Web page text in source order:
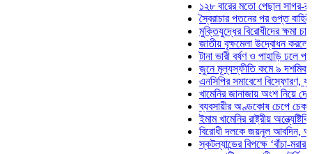
১২৮ বারের মতো পেছাল সাগর-রুনি
স্বৈরাচার পতনের পর গুপ্ত বাহিনীর
মুক্তিযুদ্ধের বিরোধীদের ক্ষমা চাইতে
জাতীয় বৃক্ষমেলা উদ্বোধন করলেন
টানা ভারী বর্ষণ ও পাহাড়ি ঢলে
জুনে মূল্যস্ফীতি কমে ৯ দশমিক ১৬
এনসিপির সমাবেশে বিস্ফোরণ,
খামেনির জানাজায় অংশ নিয়ে দেশে
ব্যবসায়ীর অণ্ডকোষ চেপে চেক-
ইমাম খামেনির রাষ্ট্রীয়
বিরোধী দলকে জয়নুল আবদিন,
স্কটল্যান্ডের বিপক্ষে ‘বাঁচা-মরার